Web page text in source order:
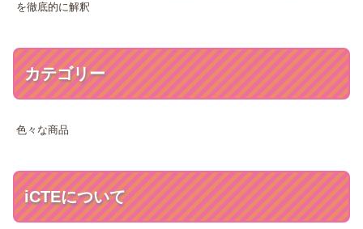
を徹底的に解釈
カテゴリー
色々な商品
iCTEについて